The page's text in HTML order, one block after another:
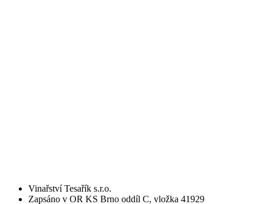
Vinařství Tesařík s.r.o.
Zapsáno v OR KS Brno oddíl C, vložka 41929